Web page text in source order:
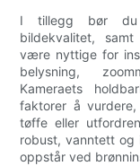
I tillegg bør du
bildekvalitet,
være nyttige for
belysning,
Kameraets
faktorer å
tøffe eller
robust, vanntett og
oppstår ved